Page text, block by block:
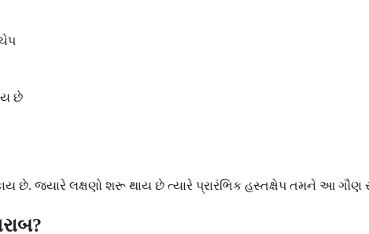
છે
છે. જ્યારે લક્ષણો શરૂ થાય છે ત્યારે પ્રારંભિક હસ્તક્ષેપ તમને આ